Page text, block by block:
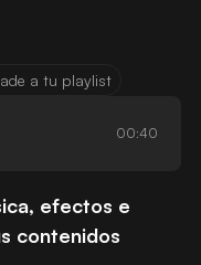
a tu playlist
00:40
efectos e
contenidos